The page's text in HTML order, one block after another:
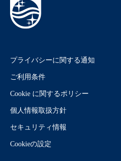
プライバシーに関する通知
ご利用条件
Cookie に関するポリシー
個人情報取扱方針
セキュリティ情報
Cookieの設定